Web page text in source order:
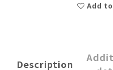
Add
Description